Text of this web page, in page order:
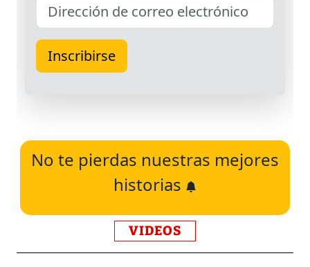
No te pierdas nuestras mejores
historias
VIDEOS